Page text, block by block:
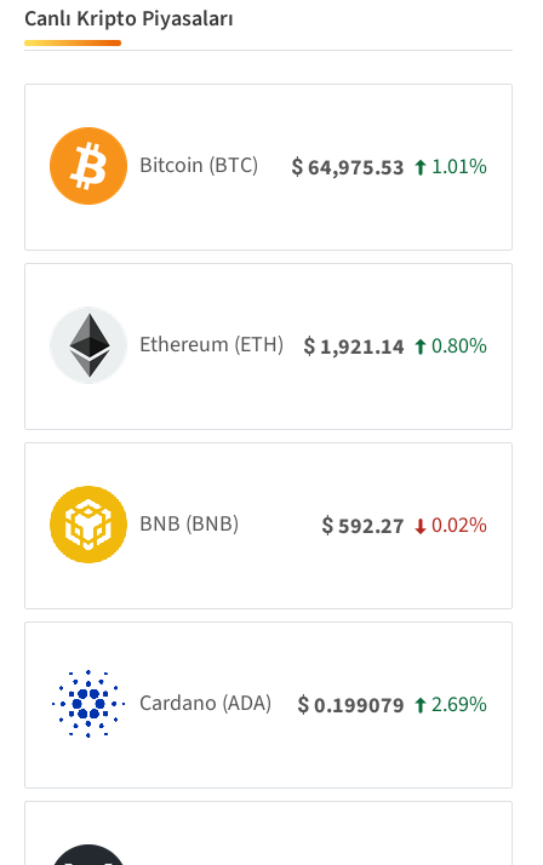
Canlı Kripto Piyasaları
Bitcoin (BTC) $64,975.53 1.01%
Ethereum (ETH) $ 1,921.14 0.80%
BNB (BNB) $592.27 0.02%
Cardano (ADA) $0.199079 2.69%